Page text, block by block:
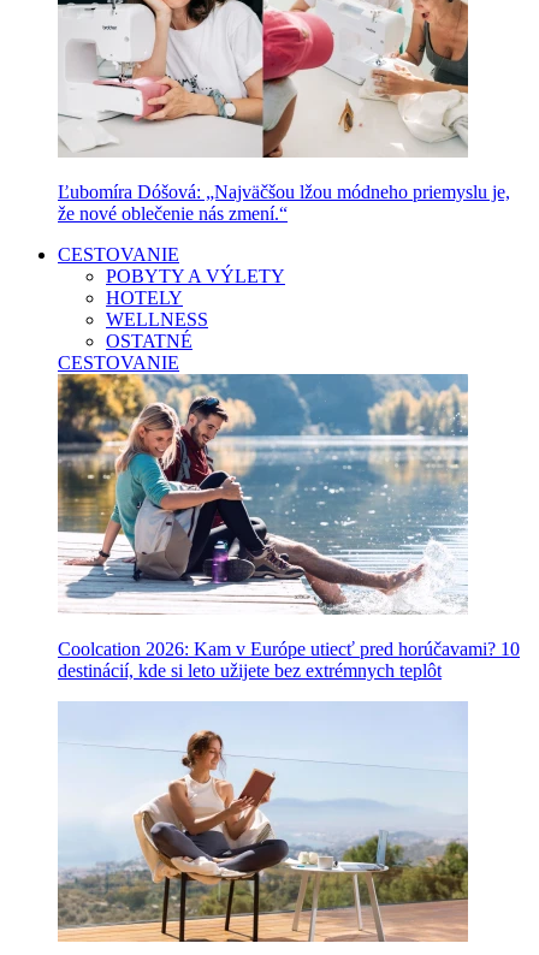
Ľubomíra Dóšová: „Najväčšou lžou módneho priemyslu je,
že nové oblečenie nás zmení.“
CESTOVANIE
POBYTY A VÝLETY
HOTELY
WELLNESS
OSTATNÉ
CESTOVANIE
Coolcation 2026: Kam v Európe utiecť pred horúčavami? 10
destinácií, kde si leto užijete bez extrémnych teplôt